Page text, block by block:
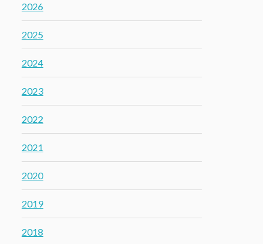
2026
2025
2024
2023
2022
2021
2020
2019
2018